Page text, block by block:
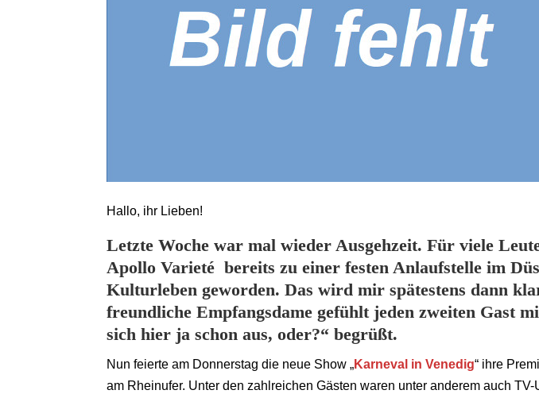
Hallo, ihr Lieben!
Letzte Woche war mal wieder Ausgehzeit. Für viele
Apollo Varieté bereits zu einer festen Anlaufstelle im
Kulturleben geworden. Das wird mir spätestens dann
freundliche Empfangsdame gefühlt jeden zweiten Gast
sich hier ja schon aus, oder?“ begrüßt.
Nun feierte am Donnerstag die neue Show „Karneval in Venedig“ ihre
am Rheinufer. Unter den zahlreichen Gästen waren unter anderem auch TV-